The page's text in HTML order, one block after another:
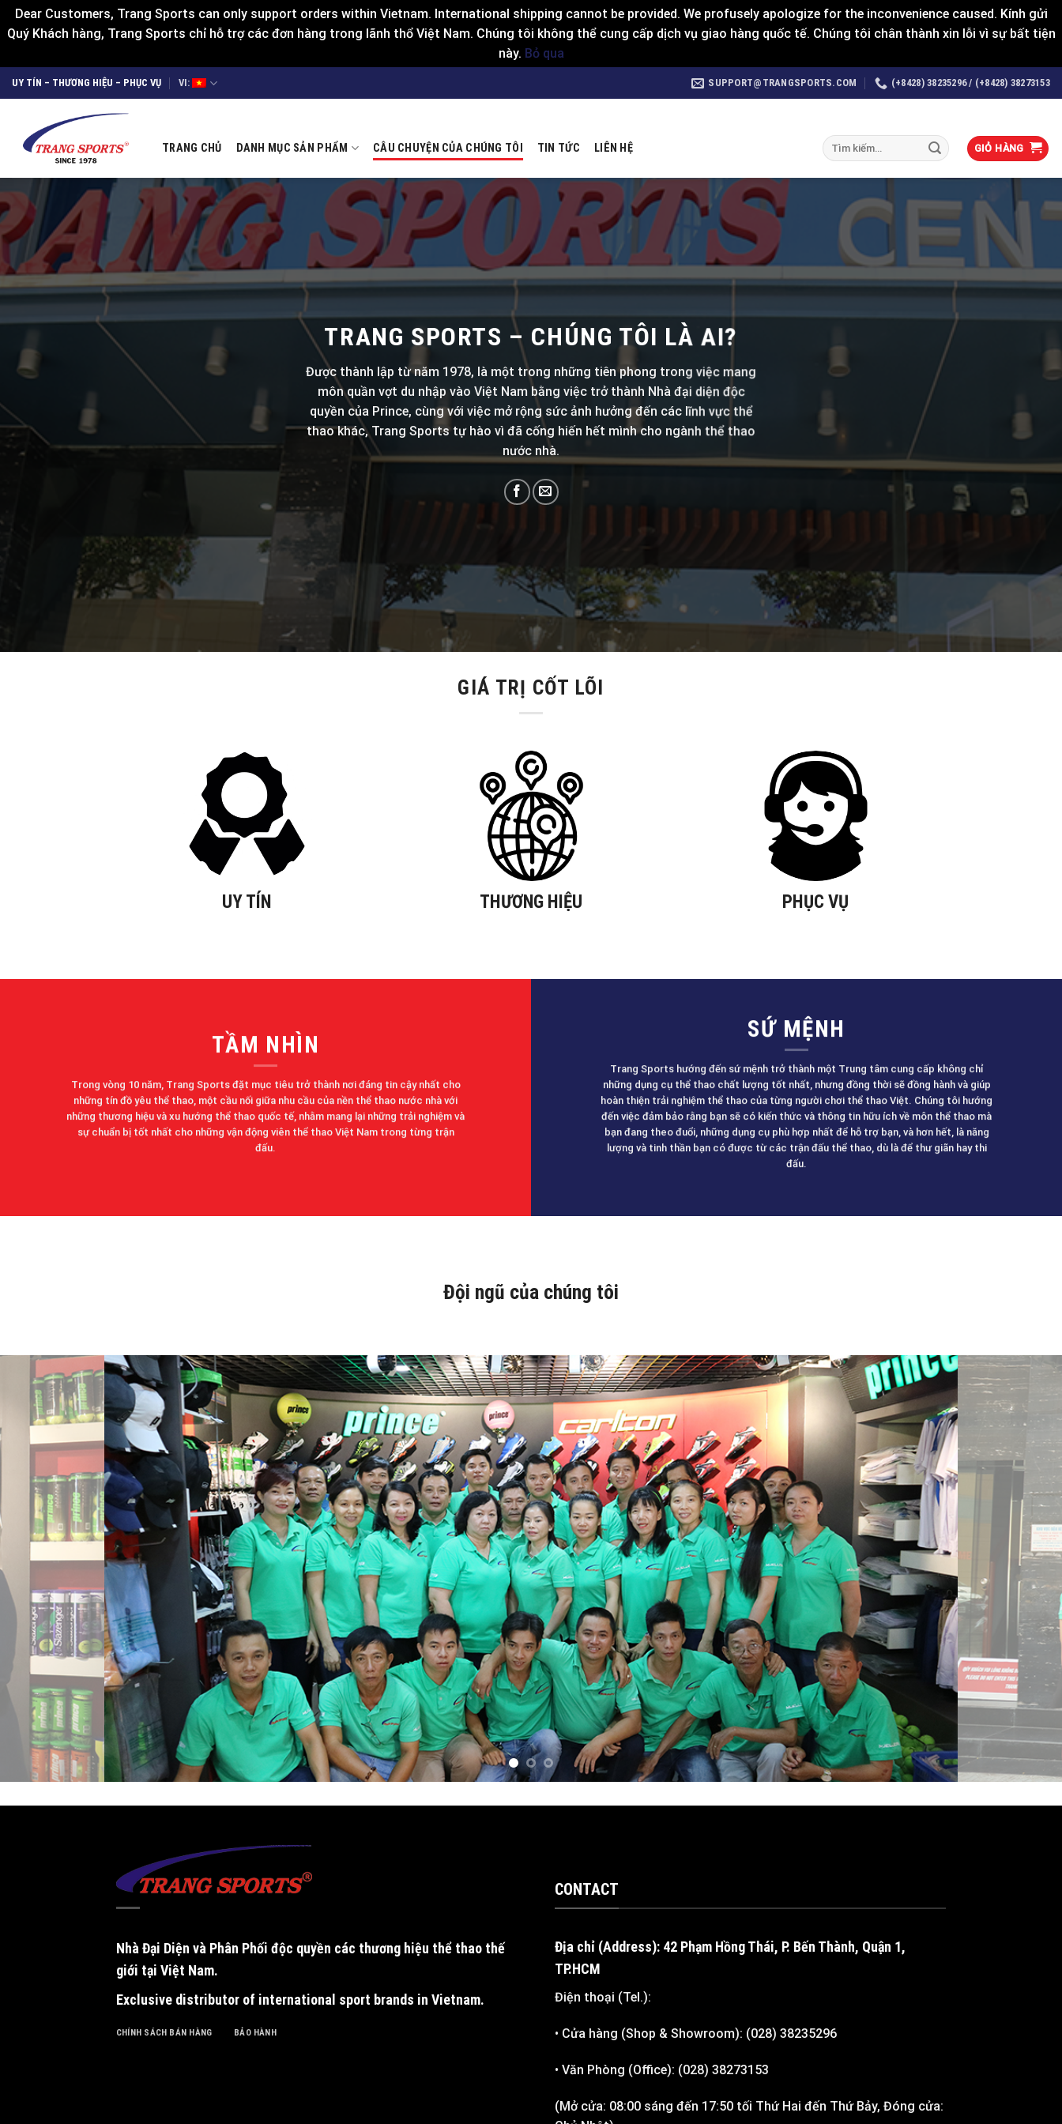
Dear Customers, Trang Sports can only support orders within Vietnam. International shipping cannot be provided. We profusely apologize for the inconvenience caused. Kính gửi
Quý Khách hàng, Trang Sports chỉ hỗ trợ các đơn hàng trong lãnh thổ Việt Nam. Chúng tôi không thể cung cấp dịch vụ giao hàng quốc tế. Chúng tôi chân thành xin lỗi vì sự bất tiện
này. Bỏ qua
Skip
to
UY TÍN – THƯƠNG HIỆU – PHỤC VỤ VI: SUPPORT@TRANGSPORTS.COM (+8428) 38235296 / (+8428) 38273153
TRANG CHỦ DANH MỤC SẢN PHẨM CÂU CHUYỆN CỦA CHÚNG TÔI TIN TỨC LIÊN HỆ
Tìm
kiếm:
GIỎ HÀNG
TRANG SPORTS – CHÚNG TÔI LÀ AI?
Được thành lập từ năm 1978, là một trong những tiên phong trong việc mang
môn quần vợt du nhập vào Việt Nam bằng việc trở thành Nhà đại diện độc
quyền của Prince, cùng với việc mở rộng sức ảnh hưởng đến các lĩnh vực thể
thao khác, Trang Sports tự hào vì đã cống hiến hết mình cho ngành thể thao
nước nhà.
GIÁ TRỊ CỐT LÕI
UY TÍN THƯƠNG HIỆU PHỤC VỤ
TẦM NHÌN
Trong vòng 10 năm, Trang Sports đặt mục tiêu trở thành nơi đáng tin cậy nhất cho
những tín đồ yêu thể thao, một cầu nối giữa nhu cầu của nền thể thao nước nhà với
những thương hiệu và xu hướng thể thao quốc tế, nhằm mang lại những trải nghiệm và
sự chuẩn bị tốt nhất cho những vận động viên thể thao Việt Nam trong từng trận
đấu
SỨ MỆNH
Trang Sports hướng đến sứ mệnh trở thành một Trung tâm cung cấp không chỉ
những dụng cụ thể thao chất lượng tốt nhất, nhưng đồng thời sẽ đồng hành và giúp
hoàn thiện trải nghiệm thể thao của từng người chơi thể thao Việt. Chúng tôi hướng
đến việc đảm bảo rằng bạn sẽ có kiến thức và thông tin hữu ích về môn thể thao mà
bạn đang theo đuổi, những dụng cụ phù hợp nhất để hỗ trợ bạn, và hơn hết, là năng
lượng và tinh thần bạn có được từ các trận đấu thể thao, dù là để thư giãn hay thi
đấu
Đội ngũ của chúng tôi
Nhà Đại Diện và Phân Phối độc quyền các thương hiệu thể thao thế
giới tại Việt Nam.
Exclusive distributor of international sport brands in Vietnam.
CHÍNH SÁCH BÁN HÀNG BẢO HÀNH
CONTACT
Địa chỉ (Address): 42 Phạm Hồng Thái, P. Bến Thành, Quận 1,
TP.HCM
Điện thoại (Tel.):
• Cửa hàng (Shop & Showroom): (028) 38235296
• Văn Phòng (Office): (028) 38273153
(Mở cửa: 08:00 sáng đến 17:50 tối Thứ Hai đến Thứ Bảy, Đóng cửa: